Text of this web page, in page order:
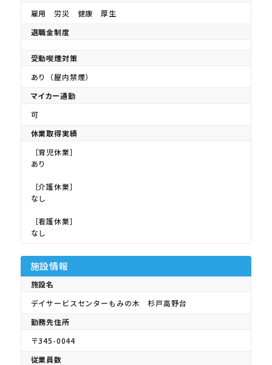
雇用 労災 健康 厚生
退職金制度
受動喫煙対策
あり（屋内禁煙）
マイカー通勤
可
休業取得実績
［育児休業］
あり
［介護休業］
なし
［看護休業］
なし
施設情報
施設名
デイサービスセンターもみの木 杉戸高野台
勤務先住所
〒345-0044
従業員数